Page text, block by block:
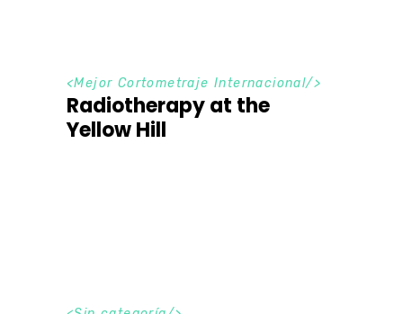
<Mejor Cortometraje Internacional/>
Radiotherapy at the
Yellow Hill